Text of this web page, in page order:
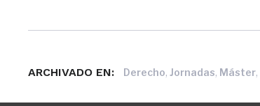
ARCHIVADO EN: Derecho,Jornadas, Máster,